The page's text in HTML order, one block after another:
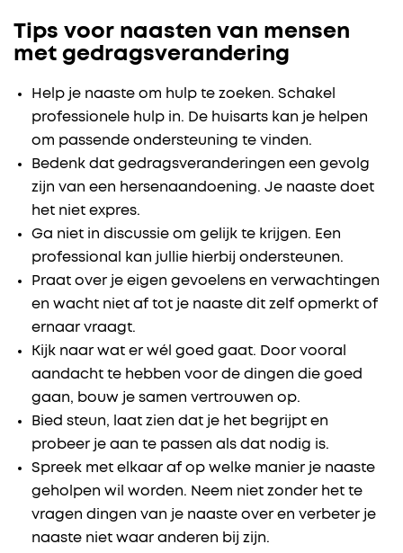
Tips voor naasten van mensen
met gedragsverandering
Help je naaste om hulp te zoeken. Schakel
professionele hulp in. De huisarts kan je helpen
om passende ondersteuning te vinden.
Bedenk dat gedragsveranderingen een gevolg
zijn van een hersenaandoening. Je naaste doet
het niet expres.
Ga niet in discussie om gelijk te krijgen. Een
professional kan jullie hierbij ondersteunen.
Praat over je eigen gevoelens en verwachtingen
en wacht niet af tot je naaste dit zelf opmerkt of
ernaar vraagt.
Kijk naar wat er wél goed gaat. Door vooral
aandacht te hebben voor de dingen die goed
gaan, bouw je samen vertrouwen op.
Bied steun, laat zien dat je het begrijpt en
probeer je aan te passen als dat nodig is.
Spreek met elkaar af op welke manier je naaste
geholpen wil worden. Neem niet zonder het te
vragen dingen van je naaste over en verbeter je
naaste niet waar anderen bij zijn.